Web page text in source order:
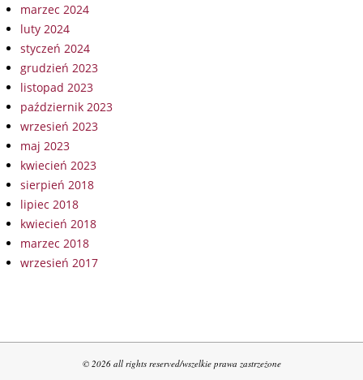
marzec 2024
luty 2024
styczeń 2024
grudzień 2023
listopad 2023
październik 2023
wrzesień 2023
maj 2023
kwiecień 2023
sierpień 2018
lipiec 2018
kwiecień 2018
marzec 2018
wrzesień 2017
© 2026 all rights reserved/wszelkie prawa zastrzeżone